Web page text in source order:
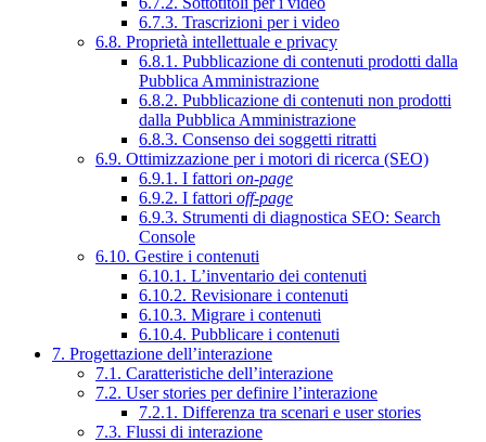
6.7.3. Trascrizioni per i video
6.8. Proprietà intellettuale e privacy
6.8.1. Pubblicazione di contenuti prodotti dalla
Pubblica Amministrazione
6.8.2. Pubblicazione di contenuti non prodotti
dalla Pubblica Amministrazione
6.8.3. Consenso dei soggetti ritratti
6.9. Ottimizzazione per i motori di ricerca (SEO)
6.9.1. I fattori on-page
6.9.2. I fattori off-page
6.9.3. Strumenti di diagnostica SEO: Search
Console
6.10. Gestire i contenuti
6.10.1. L’inventario dei contenuti
6.10.2. Revisionare i contenuti
6.10.3. Migrare i contenuti
6.10.4. Pubblicare i contenuti
7. Progettazione dell’interazione
7.1. Caratteristiche dell’interazione
7.2. User stories per definire l’interazione
7.2.1. Differenza tra scenari e user stories
7.3. Flussi di interazione